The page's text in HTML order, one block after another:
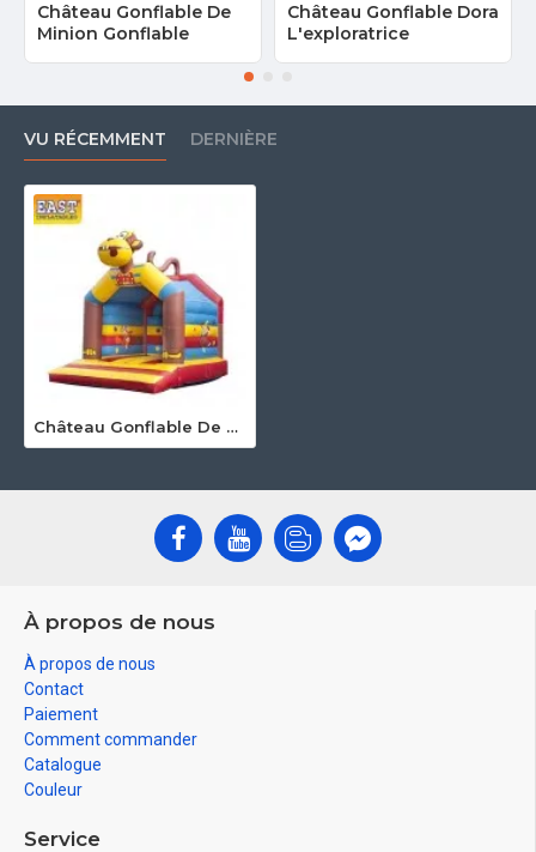
Château Gonflable De
Minion Gonflable
Château Gonflable Dora
L'exploratrice
VU RÉCEMMENT DERNIÈRE
Château Gonflable De Singe
À propos de nous
À propos de nous
Contact
Paiement
Comment commander
Catalogue
Couleur
Service